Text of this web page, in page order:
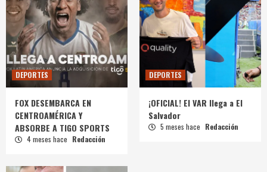
DEPORTES
FOX DESEMBARCA EN
CENTROAMÉRICA Y
ABSORBE A TIGO SPORTS
4 meses hace Redacción
DEPORTES
¡OFICIAL! El VAR llega a El
Salvador
5 meses hace Redacción